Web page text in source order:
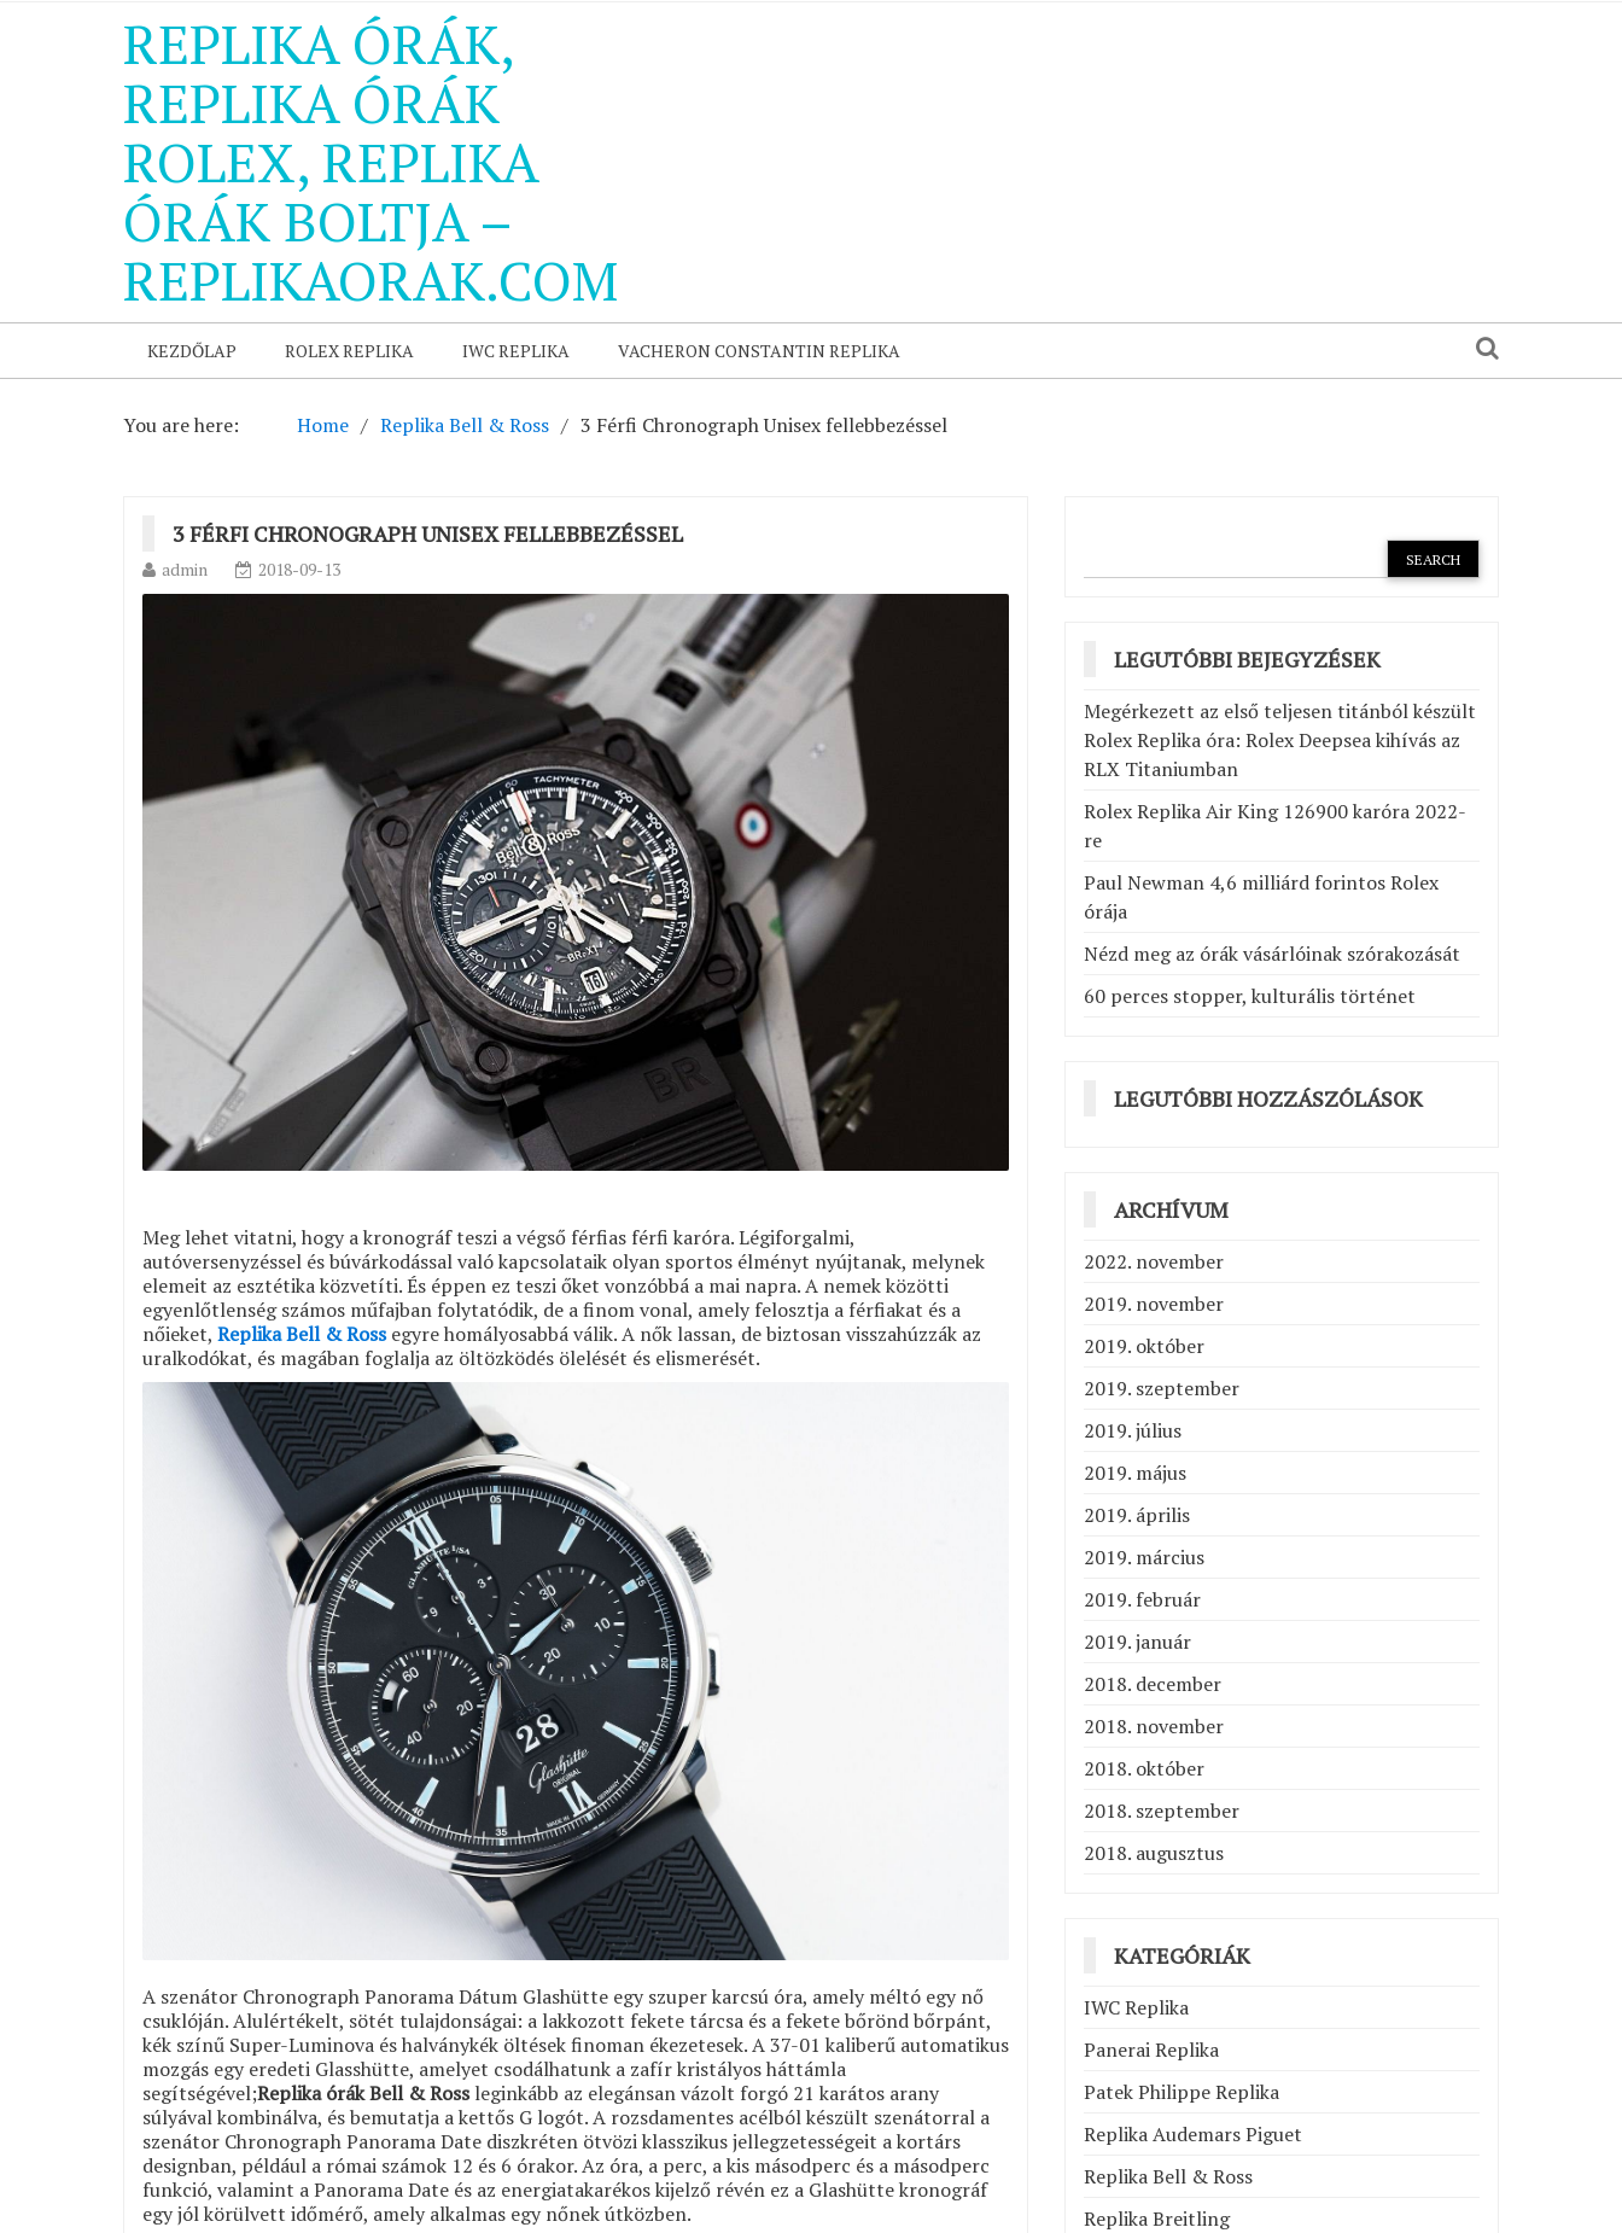
REPLIKA ÓRÁK,
REPLIKA ÓRÁK
ROLEX, REPLIKA
ÓRÁK BOLTJA –
REPLIKAORAK.COM
KEZDŐLAP ROLEX REPLIKA IWC REPLIKA VACHERON CONSTANTIN REPLIKA
You are here: Home Replika Bell & Ross 3 Férfi Chronograph Unisex fellebbezéssel
3 FÉRFI CHRONOGRAPH UNISEX FELLEBBEZÉSSEL
admin 2018-09-13
Meg lehet vitatni, hogy a kronográf teszi a végső férfias férfi karóra. Légiforgalmi,
autóversenyzéssel és búvárkodással való kapcsolataik olyan sportos élményt nyújtanak, melynek
elemeit az esztétika közvetíti. És éppen ez teszi őket vonzóbbá a mai napra. A nemek közötti
egyenlőtlenség számos műfajban folytatódik, de a finom vonal, amely felosztja a férfiakat és a
nőieket, Replika Bell & Rossegyre homályosabbá válik. A nők lassan, de biztosan visszahúzzák az
uralkodókat, és magában foglalja az öltözködés ölelését és elismerését.
A szenátor Chronograph Panorama Dátum Glashütte egy szuper karcsú óra, amely méltó egy nő
csuklóján. Alulértékelt, sötét tulajdonságai: a lakkozott fekete tárcsa és a fekete bőrönd bőrpánt,
kék színű Super-Luminova és halványkék öltések finoman ékezetesek. A 37-01 kaliberű automatikus
mozgás egy eredeti Glasshütte, amelyet csodálhatunk a zafír kristályos háttámla
segítségével;Replika órák Bell & Rossleginkább az elegánsan vázolt forgó 21 karátos arany
súlyával kombinálva, és bemutatja a kettős G logót. A rozsdamentes acélból készült szenátorral a
szenátor Chronograph Panorama Date diszkréten ötvözi klasszikus jellegzetességeit a kortárs
designban, például a római számok 12 és 6 órakor. Az óra, a perc, a kis másodperc és a másodperc
funkció, valamint a Panorama Date és az energiatakarékos kijelző révén ez a Glashütte kronográf
egy jól körülvett időmérő, amely alkalmas egy nőnek útközben.
LEGUTÓBBI BEJEGYZÉSEK
Megérkezett az első teljesen titánból készült
Rolex Replika óra: Rolex Deepsea kihívás az
RLX Titaniumban
Rolex Replika Air King 126900 karóra 2022-
re
Paul Newman 4,6 milliárd forintos Rolex
órája
Nézd meg az órák vásárlóinak szórakozását
60 perces stopper, kulturális történet
LEGUTÓBBI HOZZÁSZÓLÁSOK
ARCHÍVUM
2022. november
2019. november
2019. október
2019. szeptember
2019. július
2019. május
2019. április
2019. március
2019. február
2019. január
2018. december
2018. november
2018. október
2018. szeptember
2018. augusztus
KATEGÓRIÁK
IWC Replika
Panerai Replika
Patek Philippe Replika
Replika Audemars Piguet
Replika Bell & Ross
Replika Breitling